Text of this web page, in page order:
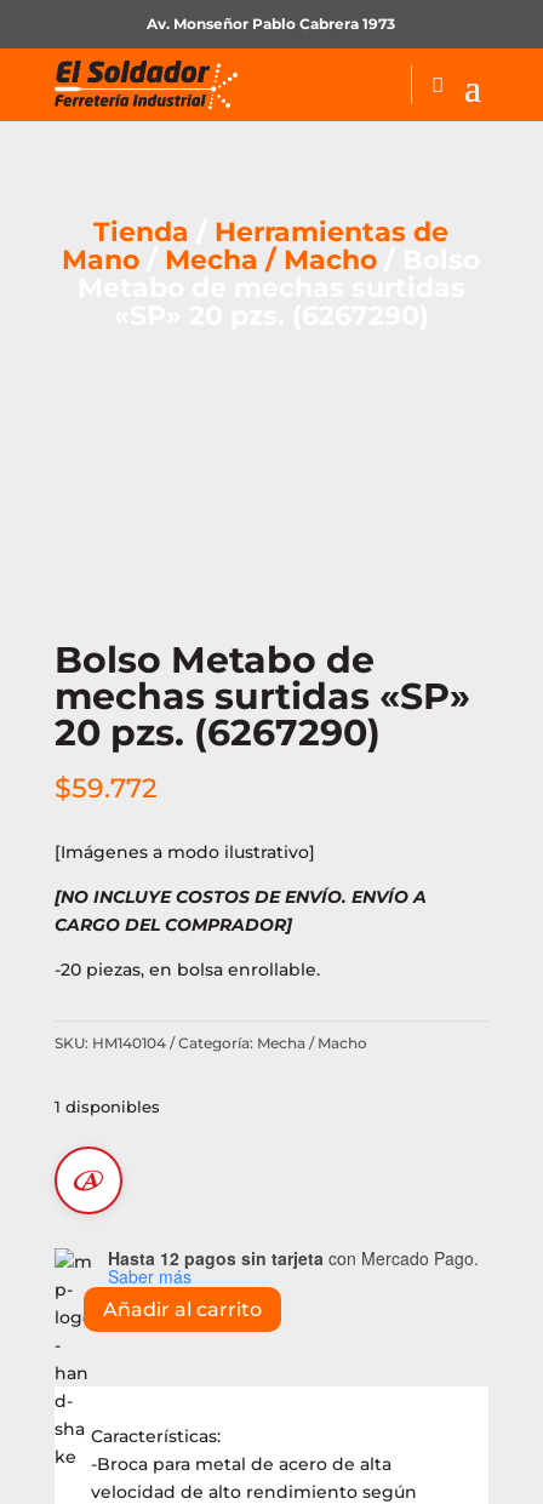
Av. Monseñor Pablo Cabrera 1973
Tienda
Herramientas de
Mano
Mecha / Macho
Bolso Metabo de
mechas surtidas «SP»
20 pzs. (6267290)
$59.772
[Imágenes a modo ilustrativo]
[NO INCLUYE COSTOS DE ENVÍO. ENVÍO A
CARGO DEL COMPRADOR]
-20 piezas, en bolsa enrollable.
SKU: HM140104 Categoría: Mecha / Macho
1 disponibles
Hasta 12 pagos sin tarjeta con Mercado Pago.
Saber más
Bolso
Metabo
de
mechas
surtidas
«SP»
Añadir al carrito
Características:
-Broca para metal de acero de alta
velocidad de alto rendimiento según